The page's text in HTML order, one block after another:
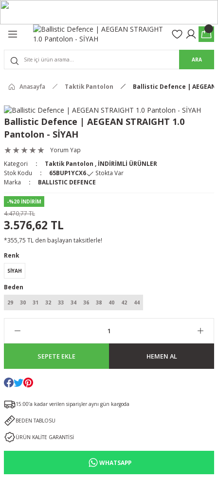
Pro Pantolon
Pantolon
& Kalkanlar
Kılıfları
ARA
Anasayfa Taktik Pantolon Ballistic Defence | AEGEAN
Ballistic Defence | AEGEAN STRAIGHT 1.0
Pantolon - SİYAH
Yorum Yap
Kategori
Taktik Pantolon
İNDİRİMLİ ÜRÜNLER
Stok Kodu
65BUP1YCX6
Stokta Var
Marka
BALLISTIC DEFENCE
-%20 İNDİRİM
4.470,77 TL
3.576,62 TL
*355,75 TL den başlayan taksitlerle!
Renk
SİYAH
Beden
29 30 31 32 33 34 36 38 40 42 44
SEPETE EKLE HEMEN AL
15:00’a kadar verilen siparişler aynı gün kargoda
BEDEN TABLOSU
ÜRÜN KALİTE GARANTİSİ
WHATSAPP